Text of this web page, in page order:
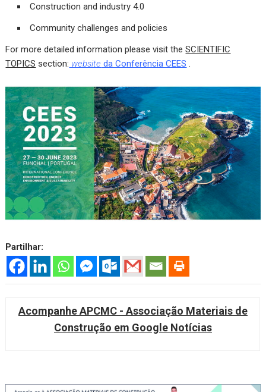
Construction and industry 4.0
Community challenges and policies
For more detailed information please visit theSCIENTIFIC
TOPICS section: website da Conferência CEES
Partilhar:
Acompanhe APCMC - Associação Materiais de
Construção em Google Notícias